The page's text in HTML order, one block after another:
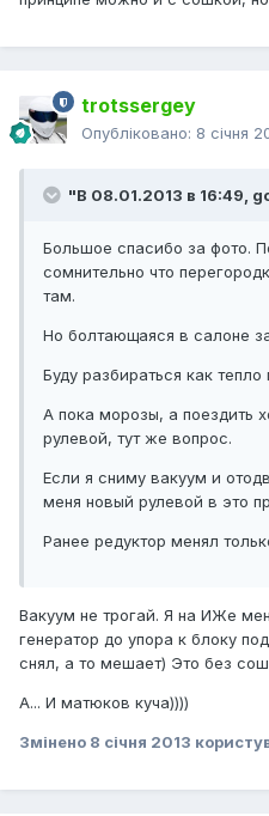
trotssergey
Опубліковано: 8 січня
"В 08.01.2013 в 16:49,
Большое спасибо за фото.
сомнительно что
там.
Но болтающаяся в салоне
Буду разбираться как тепло
А пока морозы, а поездить
рулевой, тут же вопрос.
Если я сниму вакуум и
меня новый рулевой в это
Ранее редуктор менял
Вакуум не трогай. Я на ИЖе
генератор до упора к блоку
снял, а то мешает) Это без
А... И матюков куча))))
Змінено 8 січня 2013